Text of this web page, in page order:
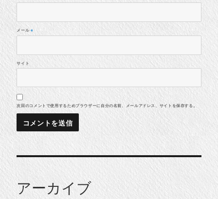
メール ※
サイト
次回のコメントで使用するためブラウザーに自分の名前、メールアドレス、サイトを保存する。
アーカイブ